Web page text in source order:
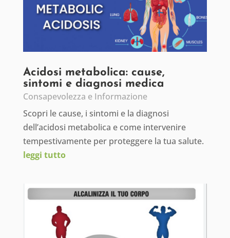
Acidosi metabolica: cause,
sintomi e diagnosi medica
Consapevolezza e Informazione
Scopri le cause, i sintomi e la diagnosi
dell’acidosi metabolica e come intervenire
tempestivamente per proteggere la tua salute.
leggi tutto